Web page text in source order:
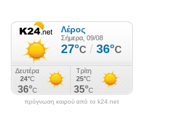
πρόγνωση καιρού από το k24.net